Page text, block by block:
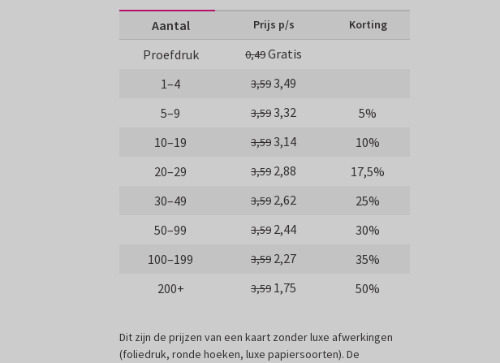
Aantal Prijs p/s Korting
Proefdruk 0,49Gratis
1–4
3,593,49
5–9
3,593,32
5%
10–19
3,593,14
10%
20–29
3,59 2,88
17,5%
30–49
3,59 2,62
25%
50–99
3,59 2,44
30%
100–199
3,59 2,27
35%
200+
3,59 1,75 50%
Dit zijn de prijzen van een kaart zonder luxe afwerkingen
(foliedruk, ronde hoeken, luxe papiersoorten). De